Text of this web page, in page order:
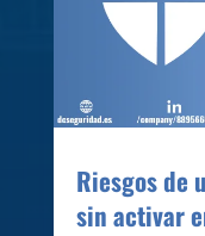
Riesgos de
sin activar